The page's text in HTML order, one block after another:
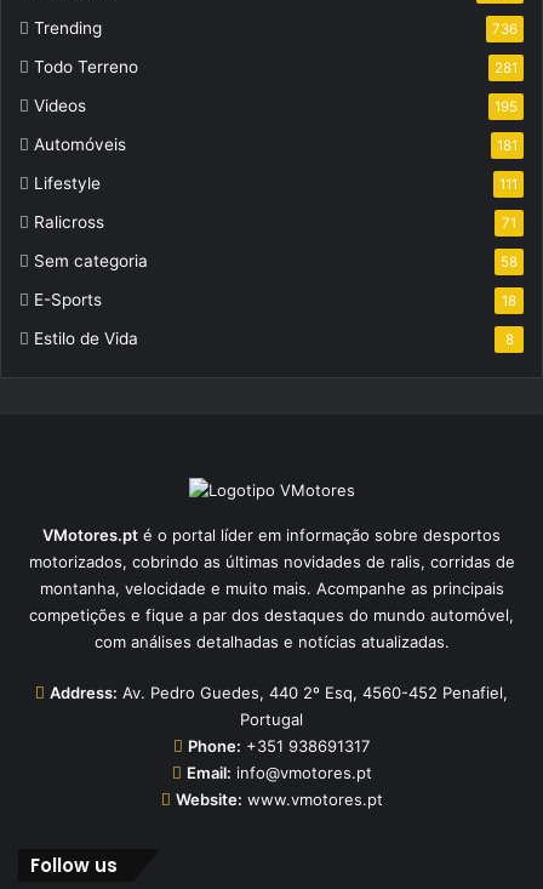
Trending 736
Todo Terreno 281
Videos 195
Automóveis 181
Lifestyle 111
Ralicross 71
Sem categoria 58
E-Sports 18
Estilo de Vida 8
VMotores.pt é o portal líder em informação sobre desportos
motorizados, cobrindo as últimas novidades de ralis, corridas de
montanha, velocidade e muito mais. Acompanhe as principais
competições e fique a par dos destaques do mundo automóvel,
com análises detalhadas e notícias atualizadas.
Address: Av. Pedro Guedes, 440 2º Esq, 4560-452 Penafiel,
Portugal
Phone: +351 938691317
Email: info@vmotores.pt
Website: www.vmotores.pt
Follow us